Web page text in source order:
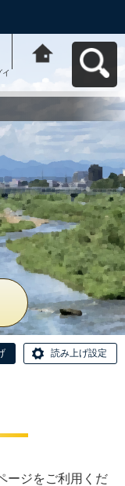
動応援ｻｲﾄ はち
コミねっとへ戻
読み上げ設定
ージをご利用くだ